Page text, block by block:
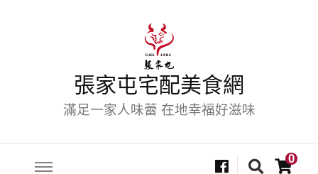
張家屯宅配美食網
滿足一家人味蕾 在地幸福好滋味
0